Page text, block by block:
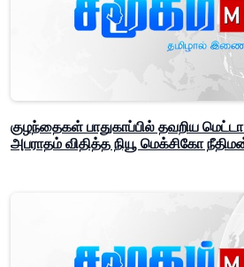
குழந்தைகள் பாதுகாப்பில் தவறிய
அபராதம் விதித்த நியூ மெக்சிகோ